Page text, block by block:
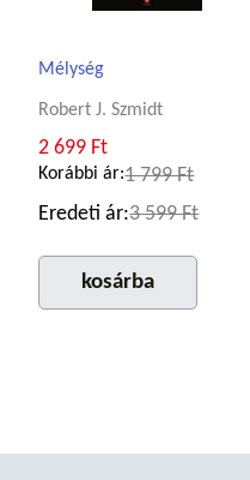
Mélység
Robert J. Szmidt
2 699 Ft
Korábbi ár:1 799 Ft
Eredeti ár:3 599 Ft
kosárba